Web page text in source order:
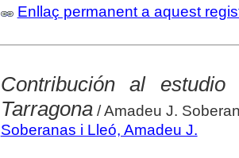
Enllaç permanent a aquest
Contribución al
Tarragona/ Amadeu J.
Soberanas i Lleó, Amadeu J.